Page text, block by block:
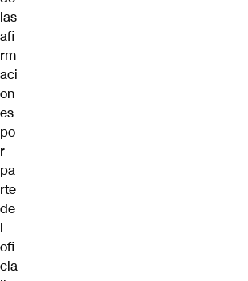
las
afi
rm
aci
on
es
po
r
pa
rte
de
l
ofi
cia